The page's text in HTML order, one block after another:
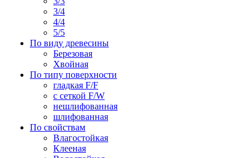
3/4
4/4
5/5
По виду древесины
Березовая
Хвойная
По типу поверхности
гладкая F/F
с сеткой F/W
нешлифованная
шлифованная
По свойствам
Влагостойкая
Клееная